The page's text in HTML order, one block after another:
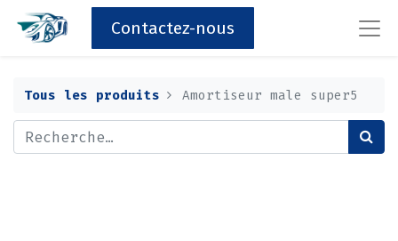
Contactez-nous
Tous les produits Amortiseur male super5